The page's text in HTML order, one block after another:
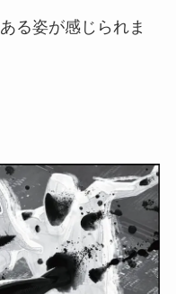
る姿が感じられま